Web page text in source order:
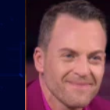
mungojë